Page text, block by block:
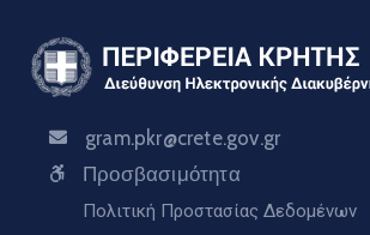
gram.pkr@crete.gov.gr
Προσβασιμότητα
Πολιτική Προστασίας Δεδομένων